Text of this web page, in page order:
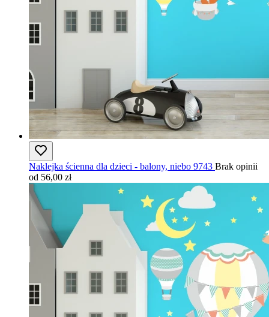
Naklejka ścienna dla dzieci - balony, niebo 9743 Brak opinii
od 56,00 zł